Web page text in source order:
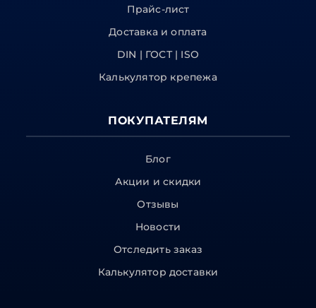
Прайс-лист
Доставка и оплата
DIN | ГОСТ | ISO
Калькулятор крепежа
ПОКУПАТЕЛЯМ
Блог
Акции и скидки
Отзывы
Новости
Отследить заказ
Калькулятор доставки